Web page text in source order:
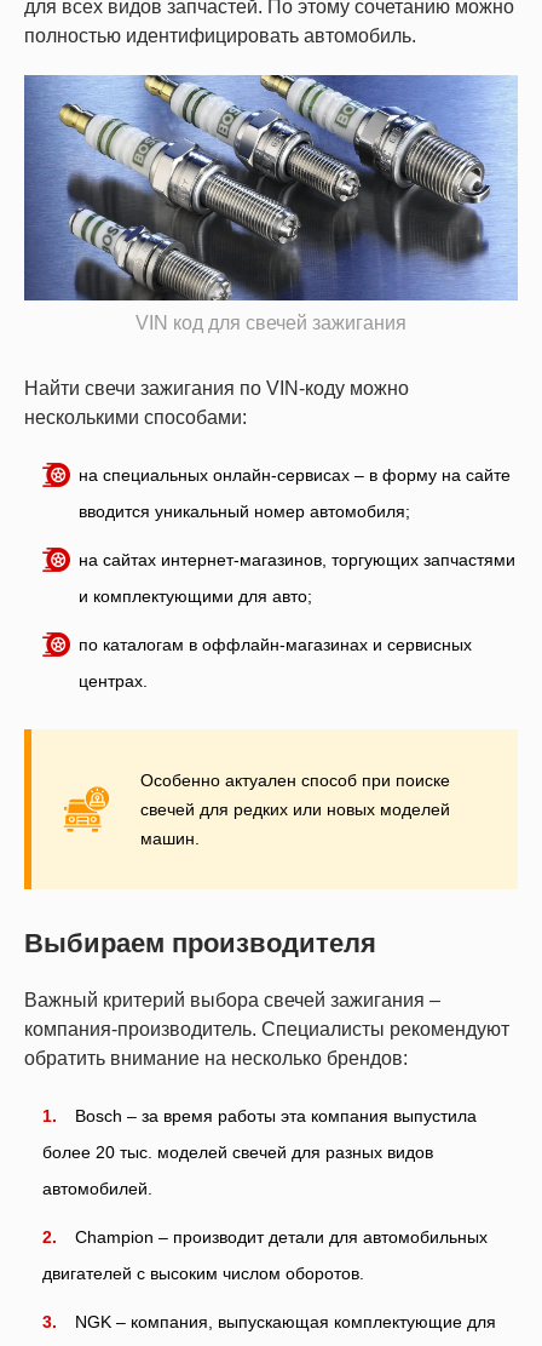
для всех видов запчастей. По этому сочетанию можно
полностью идентифицировать автомобиль.
VIN код для свечей зажигания
Найти свечи зажигания по VIN-коду можно
несколькими способами:
на специальных онлайн-сервисах – в форму на сайте
вводится уникальный номер автомобиля;
на сайтах интернет-магазинов, торгующих запчастями
и комплектующими для авто;
по каталогам в оффлайн-магазинах и сервисных
центрах.
Особенно актуален способ при поиске
свечей для редких или новых моделей
машин.
Выбираем производителя
Важный критерий выбора свечей зажигания –
компания-производитель. Специалисты рекомендуют
обратить внимание на несколько брендов:
Bosch – за время работы эта компания выпустила
более 20 тыс. моделей свечей для разных видов
автомобилей.
Champion – производит детали для автомобильных
двигателей с высоким числом оборотов.
NGK – компания, выпускающая комплектующие для